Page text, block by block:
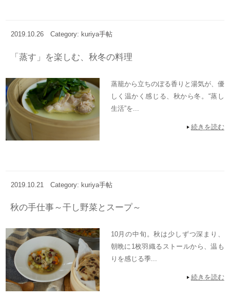
2019.10.26 Category: kuriya手帖
「蒸す」を楽しむ、秋冬の料理
蒸籠から立ちのぼる香りと湯気が、優
しく温かく感じる、秋から冬。“蒸し
生活”を...
続きを読む
2019.10.21 Category: kuriya手帖
秋の手仕事～干し野菜とスープ～
10月の中旬。秋は少しずつ深まり、
朝晩に1枚羽織るストールから、温も
りを感じる季...
続きを読む